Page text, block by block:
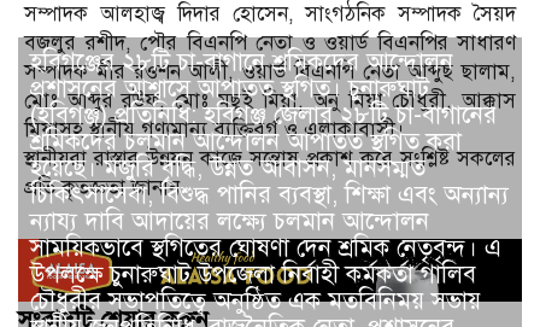
সম্পাদক আলহাজ্ব দিদার হোসেন, সাংগঠনিক সম্পাদক সৈয়দ
বজলুর রশীদ, পৌর বিএনপি নেতা ও ওয়ার্ড বিএনপির সাধারণ
সম্পাদক মীর রওশন আলী, ওয়ার্ড বিএনপি নেতা আব্দুছ ছালাম,
মোঃ আব্দুর রউফ, মোঃ মছুই মিয়া, অনু মিয়া চৌধুরী, আক্কাস
মিয়াসহ স্থানীয় গণ্যমান্য ব্যক্তিবর্গ ও এলাকাবাসী।
স্থানীয়রা রাস্তার উন্নয়ন কাজে সন্তোষ প্রকাশ করে সংশ্লিষ্ট সকলের
প্রতি কৃতজ্ঞতা জানান
সংবাদটি শেয়ার করুন
হবিগঞ্জের ২৮টি চা-বাগানে শ্রমিকদের আন্দোলন
প্রশাসনের আশ্বাসে আপাতত স্থগিত। চুনারুঘাট
(হবিগঞ্জ) প্রতিনিধি: হবিগঞ্জ জেলার ২৮টি চা-বাগানের
শ্রমিকদের চলমান আন্দোলন আপাতত স্থগিত করা
হয়েছে। মজুরি বৃদ্ধি, উন্নত আবাসন, মানসম্মত
চিকিৎসাসেবা, বিশুদ্ধ পানির ব্যবস্থা, শিক্ষা এবং অন্যান্য
ন্যায্য দাবি আদায়ের লক্ষ্যে চলমান আন্দোলন
সাময়িকভাবে স্থগিতের ঘোষণা দেন শ্রমিক নেতৃবৃন্দ। এ
উপলক্ষে চুনারুঘাট উপজেলা নির্বাহী কর্মকর্তা গালিব
চৌধুরীর সভাপতিত্বে অনুষ্ঠিত এক মতবিনিময় সভায়